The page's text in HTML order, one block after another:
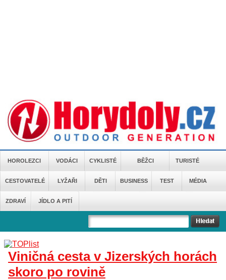
HOROLEZCI VODÁCI CYKLISTÉ BĚŽCI TURISTÉ
CESTOVATELÉ LYŽAŘI DĚTI BUSINESS TEST MÉDIA
ZDRAVÍ JÍDLO A PITÍ
Viničná cesta v Jizerských horách
skoro po rovině